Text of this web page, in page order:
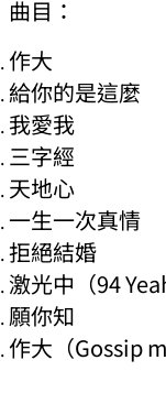
曲目：
作大
給你的是這麼
我愛我
三字經
天地心
一生一次真情
拒絕結婚
激光中（94
願你知
作大（Gossip